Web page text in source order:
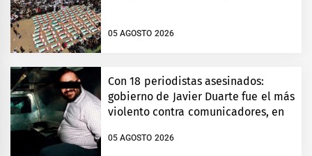
05 AGOSTO 2026
Con 18 periodistas asesinados:
gobierno de Javier Duarte fue el más
violento contra comunicadores, en
05 AGOSTO 2026